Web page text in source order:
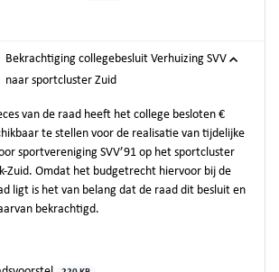
Bekrachtiging collegebesluit Verhuizing SVV
naar sportcluster Zuid
van de raad heeft het college besloten €
te stellen voor de realisatie van tijdelijke
sportvereniging SVV’91 op het sportcluster
Zuid. Omdat het budgetrecht hiervoor bij de
ligt is het van belang dat de raad dit besluit en
bekrachtigd.